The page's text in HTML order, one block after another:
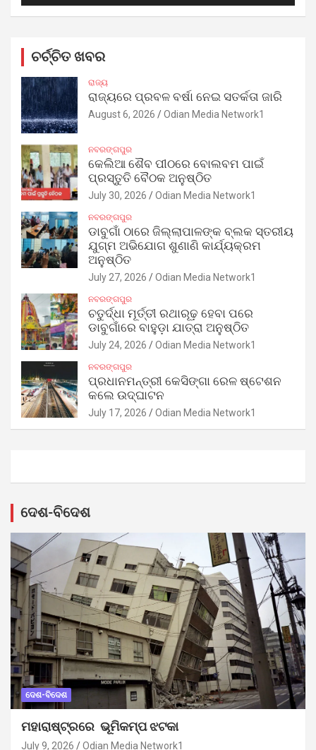
ଚର୍ଚ୍ଚିତ ଖବର
ରାଜ୍ୟ
ରାଜ୍ୟରେ ପ୍ରବଳ ବର୍ଷା ନେଇ ସତର୍କତା ଜାରି
August 6, 2026 Odian Media Network1
ନବରଙ୍ଗପୁର
କେଲିଆ ଶୈବ ପୀଠରେ ବୋଲବମ ପାଇଁ
ପ୍ରସ୍ତୁତି ବୈଠକ ଅନୁଷ୍ଠିତ
July 30, 2026 Odian Media Network1
ନବରଙ୍ଗପୁର
ଡାବୁଗାଁ ଠାରେ ଜିଲ୍ଲାପାଳଙ୍କ ବ୍ଲକ ସ୍ତରୀୟ
ଯୁଗ୍ମ ଅଭିଯୋଗ ଶୁଣାଣି କାର୍ଯ୍ୟକ୍ରମ
ଅନୁଷ୍ଠିତ
July 27, 2026 Odian Media Network1
ନବରଙ୍ଗପୁର
ଚତୁର୍ଦ୍ଧା ମୂର୍ତ୍ତୀ ରଥାରୂଢ଼ ହେବା ପରେ
ଡାବୁଗାଁରେ ବାହୁଡ଼ା ଯାତ୍ରା ଅନୁଷ୍ଠିତ
July 24, 2026 Odian Media Network1
ନବରଙ୍ଗପୁର
ପ୍ରଧାନମନ୍ତ୍ରୀ କେସିଙ୍ଗା ରେଳ ଷ୍ଟେଶନ
କଲେ ଉଦ୍‌ଘାଟନ
July 17, 2026 Odian Media Network1
ଦେଶ-ବିଦେଶ
ଦେଶ-ବିଦେଶ
ମହାରାଷ୍ଟ୍ରରେ ଭୂମିକମ୍ପ ଝଟକା
July 9, 2026 Odian Media Network1